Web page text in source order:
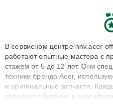
В сервисном центре nnv.acer-
работают опытные мастера с
стажем от 5 до 12 лет. Они
техники бренда Acer,
и оригинальные запчасти.
проходит обучение и